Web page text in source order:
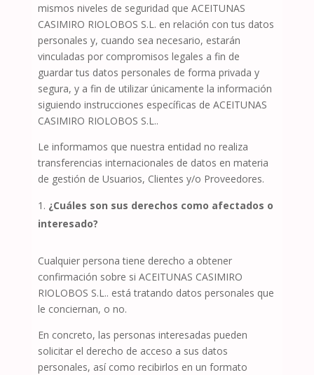
mismos niveles de seguridad que ACEITUNAS
CASIMIRO RIOLOBOS S.L. en relación con tus datos
personales y, cuando sea necesario, estarán
vinculadas por compromisos legales a fin de
guardar tus datos personales de forma privada y
segura, y a fin de utilizar únicamente la información
siguiendo instrucciones específicas de ACEITUNAS
CASIMIRO RIOLOBOS S.L..
Le informamos que nuestra entidad no realiza
transferencias internacionales de datos en materia
de gestión de Usuarios, Clientes y/o Proveedores.
¿Cuáles son sus derechos como afectados o
interesado?
Cualquier persona tiene derecho a obtener
confirmación sobre si ACEITUNAS CASIMIRO
RIOLOBOS S.L.. está tratando datos personales que
le conciernan, o no.
En concreto, las personas interesadas pueden
solicitar el derecho de acceso a sus datos
personales, así como recibirlos en un formato